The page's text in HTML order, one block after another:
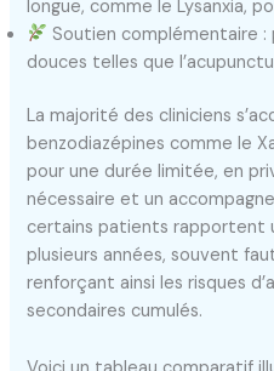
longue, comme le Lysanxia,
Soutien complémentaire
douces telles que
La majorité des cliniciens
benzodiazépines comme le
pour une durée limitée, en
nécessaire et un
certains patients rapportent
plusieurs années, souvent
renforçant ainsi les risques
secondaires cumulés.